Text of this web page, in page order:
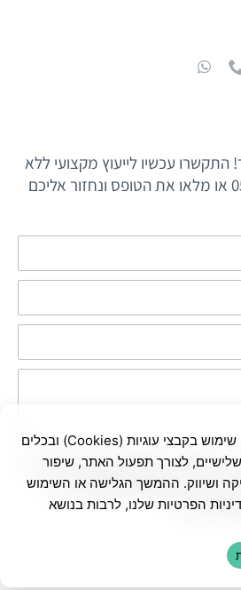
עכשיו לייעוץ מקצועי ללא
התחייבות 053-4916670 או מלאו את הטופס ונחזור אליכם
מאשר/ת שימוש בפרטים ליצירת
ל-מדיניות הפרטיותבאתר.
בכל עת
לידיעתך: באתר זה נעשה שימוש בקבצי עוגיות (Cookies) ובכלים
לצורך תפעול האתר, שיפור
ושיווק. ההמשך הגלישה או השימוש
הפרטיות שלנו, לרבות בנושא